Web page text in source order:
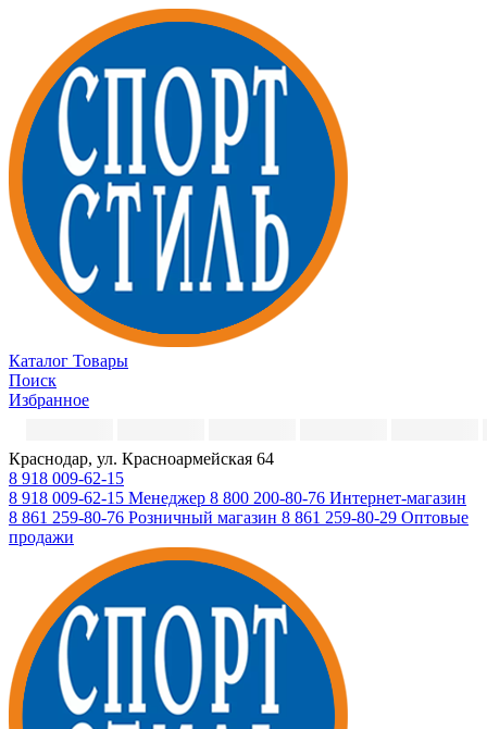
Каталог Товары
Поиск
Избранное
Краснодар, ул. Красноармейская 64
8 918 009-62-15
8 918 009-62-15 Менеджер 8 800 200-80-76 Интернет-магазин
8 861 259-80-76 Розничный магазин 8 861 259-80-29 Оптовые
продажи